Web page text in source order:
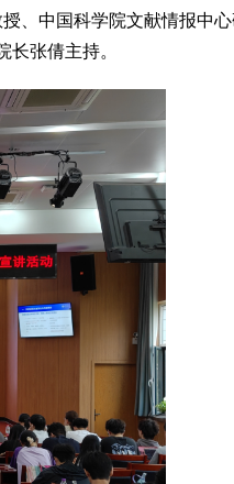
、中国科学院文献情报中
张倩主持。